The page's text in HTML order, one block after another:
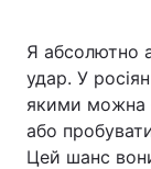
Я абсолютно
удар. У
якими можна
або
Цей шанс